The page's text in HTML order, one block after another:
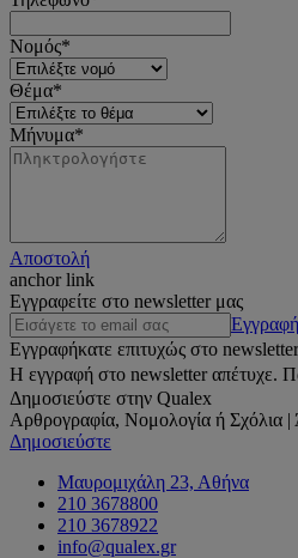
Νομός*
Θέμα*
Μήνυμα*
Αποστολή
anchor link
Εγγραφείτε στο newsletter μας
Εγγραφή
Εγγραφήκατε επιτυχώς στο
Η εγγραφή στο newsletter απέτυχε.
Δημοσιεύστε στην Qualex
Αρθρογραφία, Νομολογία ή Σχόλια
Δημοσιεύστε
Μαυρομιχάλη 23, Αθήνα
210 3678800
210 3678922
info@qualex.gr